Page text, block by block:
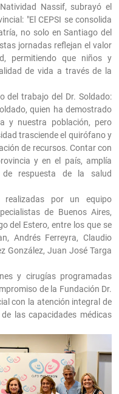
Nassif, subrayó el
"El CEPSI se consolida
no solo en Santiago del
jornadas reflejan el valor
permitiendo que niños y
de vida a través de la
del trabajo del Dr. Soldado:
quien ha demostrado
y nuestra población, pero
trasciende el quirófano y
de recursos. Contar con
y en el país, amplía
de respuesta de la salud
realizadas por un equipo
de Buenos Aires,
del Estero, entre los que se
Andrés Ferreyra, Claudio
González, Juan José Targa
y cirugías programadas
de la Fundación Dr.
con la atención integral de
las capacidades médicas